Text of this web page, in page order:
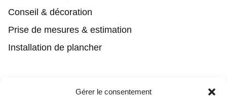
Gérer le consentement
Conseil & décoration
Prise de mesures & estimation
Installation de plancher